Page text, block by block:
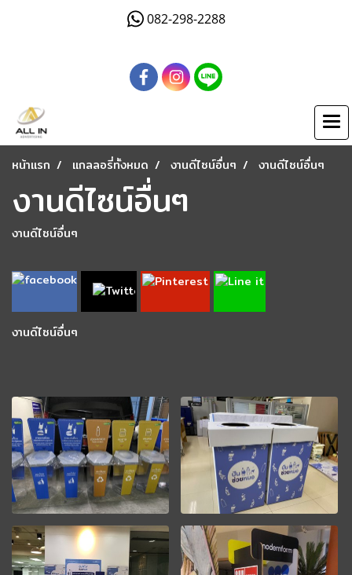
082-298-2288
หน้าแรก แกลลอรี่ทั้งหมด งานดีไซน์อื่นๆ งานดีไซน์อื่นๆ
งานดีไซน์อื่นๆ
งานดีไซน์อื่นๆ
งานดีไซน์อื่นๆ